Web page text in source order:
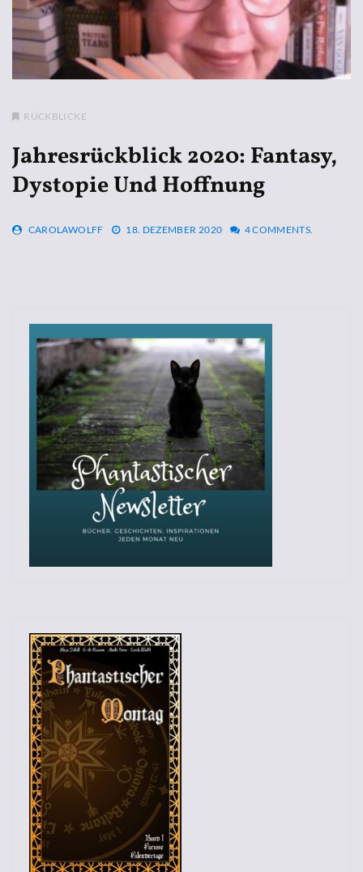
RÜCKBLICKE
Jahresrückblick 2020: Fantasy,
Dystopie Und Hoffnung
CAROLAWOLFF 18. DEZEMBER 2020 4 COMMENTS.